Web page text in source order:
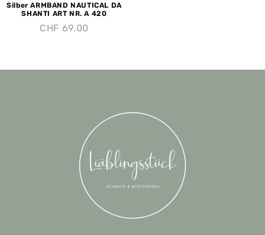
Silber ARMBAND NAUTICAL DA
SHANTI ART NR. A 420
CHF 69.00